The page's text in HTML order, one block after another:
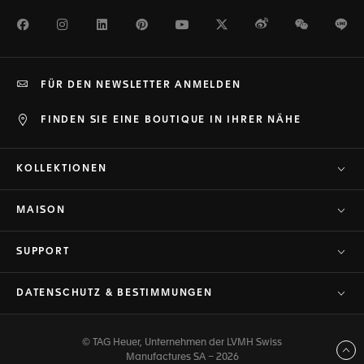
FacebookInstagramLinkedInPinterestYoutubeTwitterWeiboWeChat
FINDEN SIE EINE BOUTIQUE IN IHRER NÄHE
FÜR DEN NEWSLETTER ANMELDEN
KOLLEKTIONEN
MAISON
SUPPORT
DATENSCHUTZ & BESTIMMUNGEN
© TAG Heuer, Unternehmen der LVMH Swiss
Manufactures SA – 2026
Zurück nach oben